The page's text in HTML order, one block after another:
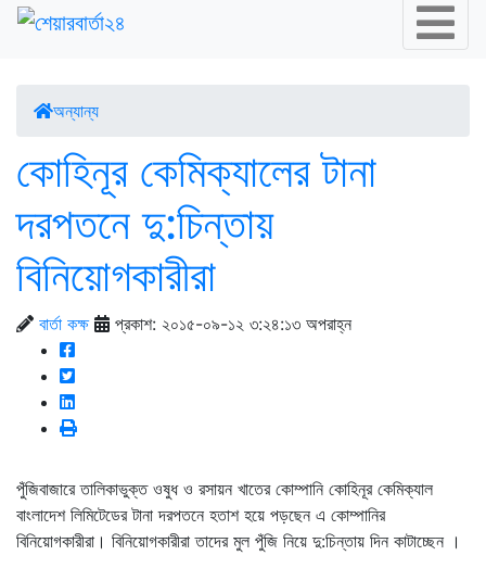
অন্যান্য
কোহিনূর কেমিক্যালের টানা
দরপতনে দু:চিন্তায়
বিনিয়োগকারীরা
বার্তা কক্ষ প্রকাশ: ২০১৫-০৯-১২ ৩:২৪:১৩ অপরাহ্ন
পুঁজিবাজারে তালিকাভুক্ত ওষুধ ও রসায়ন খাতের কোম্পানি কোহিনূর কেমিক্যাল
বাংলাদেশ লিমিটেডের টানা দরপতনে হতাশ হয়ে পড়ছেন এ কোম্পানির
বিনিয়োগকারীরা। বিনিয়োগকারীরা তাদের মুল পুঁজি নিয়ে দু:চিন্তায় দিন কাটাচ্ছেন ।